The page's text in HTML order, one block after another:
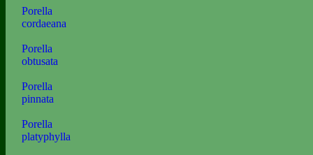
Porella
cordaeana
Porella
obtusata
Porella
pinnata
Porella
platyphylla